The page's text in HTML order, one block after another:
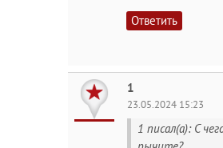
Ответить
1
23.05.2024 15:23
1 писал(а): С